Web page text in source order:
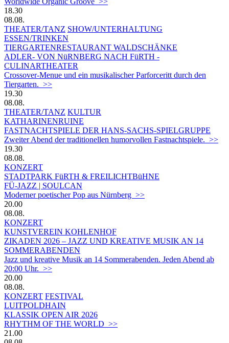
18.30
08.08.
THEATER/TANZ SHOW/UNTERHALTUNG
ESSEN/TRINKEN
TIERGARTEN­RESTAURANT WALDSCHÄNKE
ADLER- VON NüRNBERG NACH FüRTH -
CULINARTHEATER
Crossover-Menue und ein musikalischer Parforceritt durch den
Tiergarten. >>
19.30
08.08.
THEATER/TANZ KULTUR
KATHARINENRUINE
FASTNACHTSPIELE DER HANS-SACHS-SPIELGRUPPE
Zweiter Abend der traditionellen humorvollen Fastnachtspiele. >>
19.30
08.08.
KONZERT
STADTPARK FüRTH & FREILICHTBüHNE
FÜ-JAZZ | SOULCAN
Moderner poetischer Pop aus Nürnberg >>
20.00
08.08.
KONZERT
KUNSTVEREIN KOHLENHOF
ZIKADEN 2026 – JAZZ UND KREATIVE MUSIK AN 14
SOMMERABENDEN
Jazz und kreative Musik an 14 Sommerabenden. Jeden Abend ab
20:00 Uhr. >>
20.00
08.08.
KONZERT FESTIVAL
LUITPOLDHAIN
KLASSIK OPEN AIR 2026
RHYTHM OF THE WORLD >>
21.00